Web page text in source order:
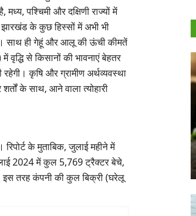
पश्चिमी और दक्षिणी राज्यों में
झारखंड के कुछ हिस्सों में अभी भी
साथ ही गेहूं और आलू की ऊंची कीमतें
से किसानों की भावनाएं बेहतर
कृषि और ग्रामीण अर्थव्यवस्था
के साथ, आने वाला त्योहारी
के मुताबिक, जुलाई महीने में
2024 में कुल 5,769 ट्रैक्टर बेचे,
इस तरह कंपनी की कुल बिक्री (घरेलू